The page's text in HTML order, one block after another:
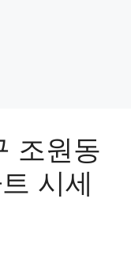
조원동
시세